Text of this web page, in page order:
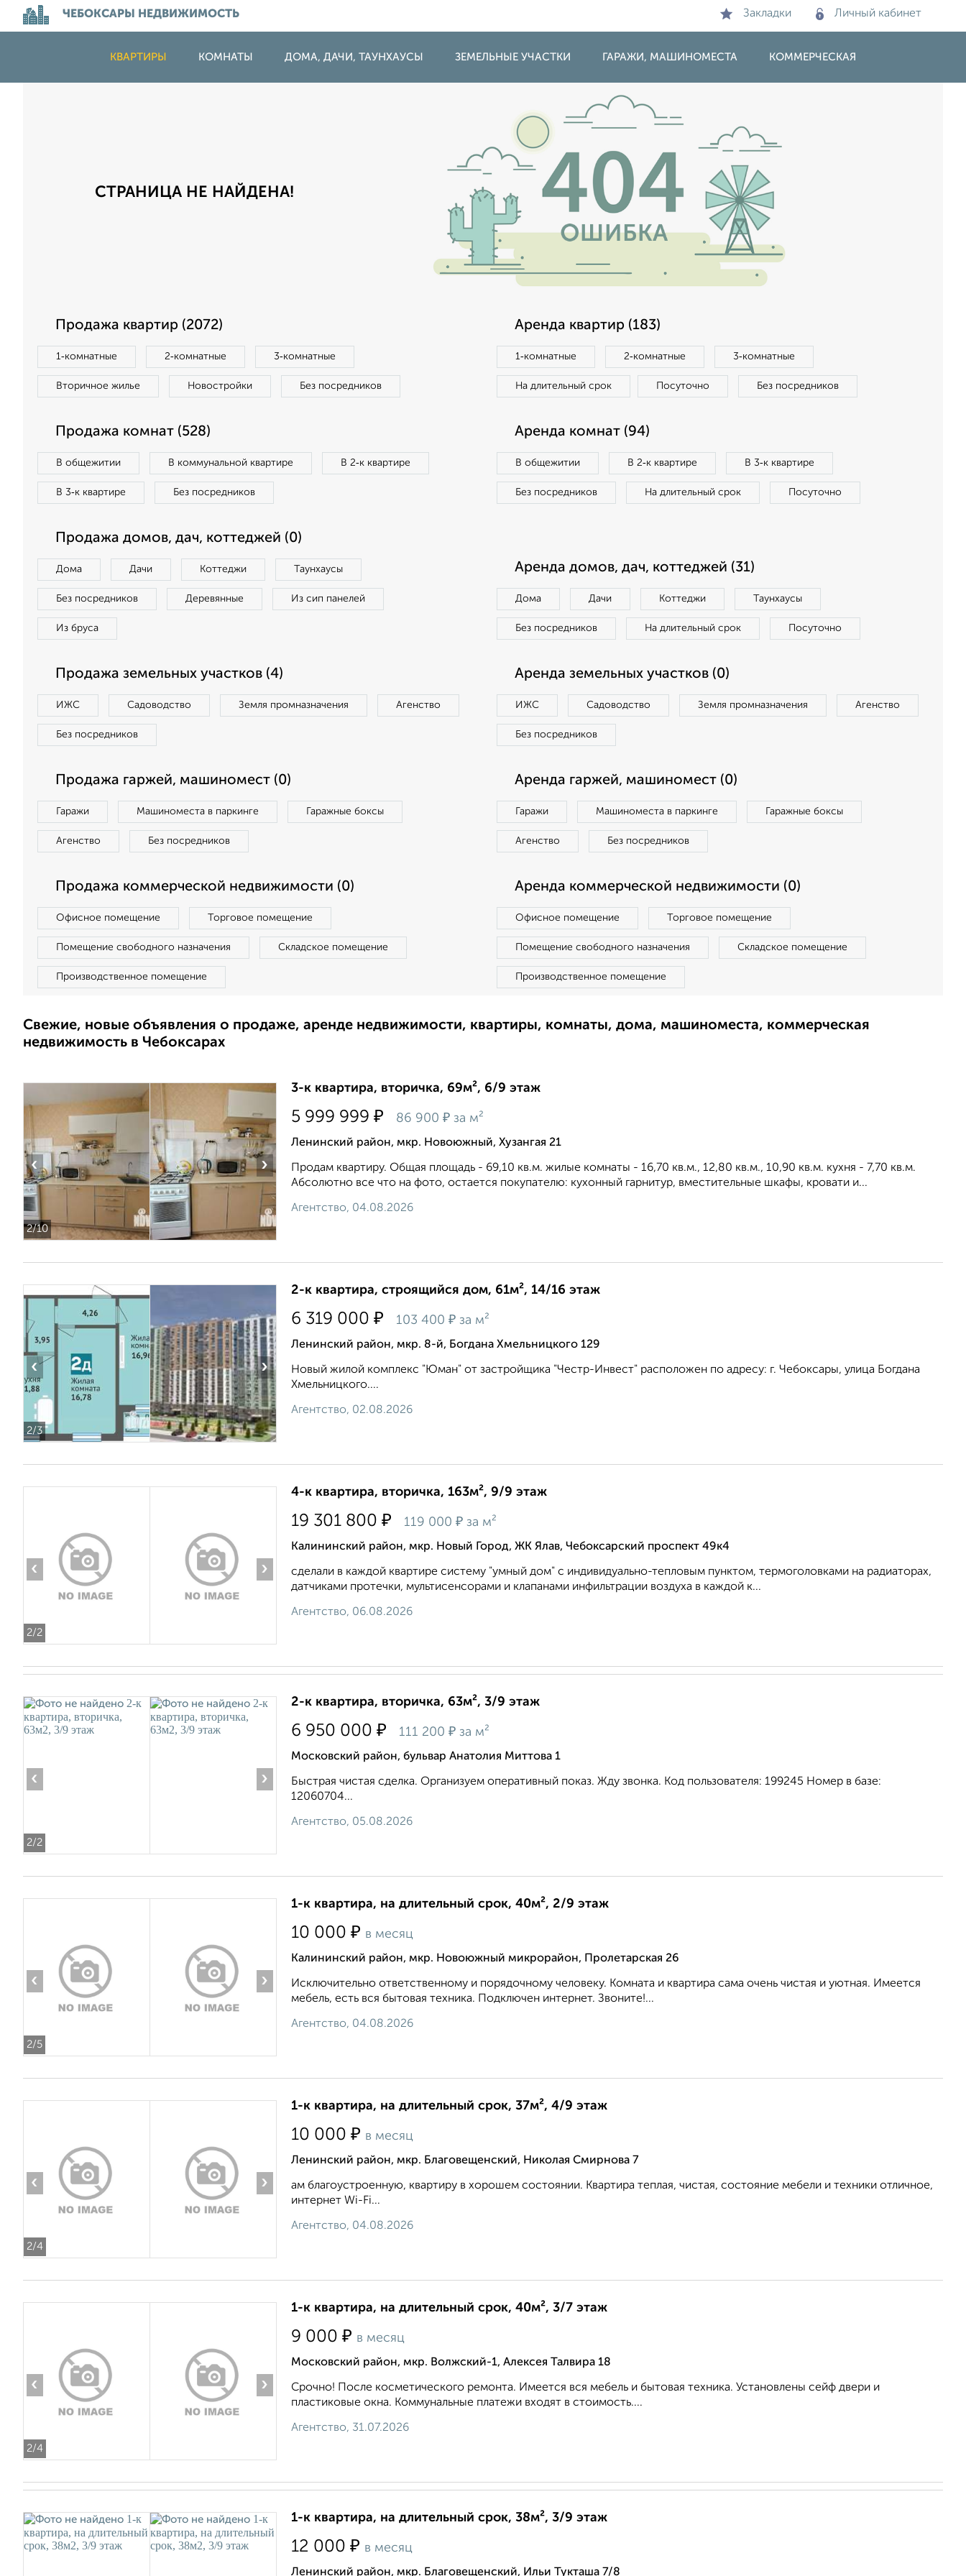
ЧЕБОКСАРЫ НЕДВИЖИМОСТЬ Закладки Личный кабинет
КВАРТИРЫ КОМНАТЫ ДОМА, ДАЧИ, ТАУНХАУСЫ ЗЕМЕЛЬНЫЕ УЧАСТКИ ГАРАЖИ, МАШИНОМЕСТА КОММЕРЧЕСКАЯ
СТРАНИЦА НЕ НАЙДЕНА!
Продажа квартир (2072)
1‑комнатные 2‑комнатные 3‑комнатные
Вторичное жилье Новостройки Без посредников
Аренда квартир (183)
1‑комнатные 2‑комнатные 3‑комнатные
На длительный срок Посуточно Без посредников
Продажа комнат (528)
В общежитии В коммунальной квартире В 2‑к квартире
В 3‑к квартире Без посредников
Аренда комнат (94)
В общежитии В 2‑к квартире В 3‑к квартире
Без посредников На длительный срок Посуточно
Продажа домов, дач, коттеджей (0)
Дома Дачи Коттеджи Таунхаусы
Без посредников Деревянные Из сип панелей
Из бруса
Аренда домов, дач, коттеджей (31)
Дома Дачи Коттеджи Таунхаусы
Без посредников На длительный срок Посуточно
Продажа земельных участков (4)
ИЖС Садоводство Земля промназначения Агенство
Без посредников
Аренда земельных участков (0)
ИЖС Садоводство Земля промназначения Агенство
Без посредников
Продажа гаржей, машиномест (0)
Гаражи Машиноместа в паркинге Гаражные боксы
Агенство Без посредников
Аренда гаржей, машиномест (0)
Гаражи Машиноместа в паркинге Гаражные боксы
Агенство Без посредников
Продажа коммерческой недвижимости (0)
Офисное помещение Торговое помещение
Помещение свободного назначения Складское помещение
Производственное помещение
Аренда коммерческой недвижимости (0)
Офисное помещение Торговое помещение
Помещение свободного назначения Складское помещение
Производственное помещение
Свежие, новые объявления о продаже, аренде недвижимости, квартиры, комнаты, дома, машиноместа, коммерческая
недвижимость в Чебоксарах
2/10
‹ ›
3-к квартира, вторичка, 69м², 6/9 этаж
5 999 999 ₽ 86 900 ₽ за м²
Ленинский район, мкр. Новоюжный, Хузангая 21
Продам квартиру. Общая площадь - 69,10 кв.м. жилые комнаты - 16,70 кв.м., 12,80 кв.м., 10,90 кв.м. кухня - 7,70 кв.м.
Абсолютно все что на фото, остается покупателю: кухонный гарнитур, вместительные шкафы, кровати и...
Агентство, 04.08.2026
2/3
‹ ›
2-к квартира, строящийся дом, 61м², 14/16 этаж
6 319 000 ₽ 103 400 ₽ за м²
Ленинский район, мкр. 8-й, Богдана Хмельницкого 129
Новый жилой комплекс "Юман" от застройщика "Честр-Инвест" расположен по адресу: г. Чебоксары, улица Богдана
Хмельницкого....
Агентство, 02.08.2026
2/2
‹ ›
4-к квартира, вторичка, 163м², 9/9 этаж
19 301 800 ₽ 119 000 ₽ за м²
Калининский район, мкр. Новый Город, ЖК Ялав, Чебоксарский проспект 49к4
сделали в каждой квартире систему "умный дом" с индивидуально-тепловым пунктом, термоголовками на радиаторах,
датчиками протечки, мультисенсорами и клапанами инфильтрации воздуха в каждой к...
Агентство, 06.08.2026
2/2
‹ ›
2-к квартира, вторичка, 63м², 3/9 этаж
6 950 000 ₽ 111 200 ₽ за м²
Московский район, бульвар Анатолия Миттова 1
Быстрая чистая сделка. Организуем оперативный показ. Жду звонка. Код пользователя: 199245 Номер в базе:
12060704...
Агентство, 05.08.2026
2/5
‹ ›
1-к квартира, на длительный срок, 40м², 2/9 этаж
10 000 ₽ в месяц
Калининский район, мкр. Новоюжный микрорайон, Пролетарская 26
Исключительно ответственному и порядочному человеку. Комната и квартира сама очень чистая и уютная. Имеется
мебель, есть вся бытовая техника. Подключен интернет. Звоните!...
Агентство, 04.08.2026
2/4
‹ ›
1-к квартира, на длительный срок, 37м², 4/9 этаж
10 000 ₽ в месяц
Ленинский район, мкр. Благовещенский, Николая Смирнова 7
ам благоустроенную, квартиру в хорошем состоянии. Квартира теплая, чистая, состояние мебели и техники отличное,
интернет Wi-Fi...
Агентство, 04.08.2026
2/4
‹ ›
1-к квартира, на длительный срок, 40м², 3/7 этаж
9 000 ₽ в месяц
Московский район, мкр. Волжский-1, Алексея Талвира 18
Срочно! После косметического ремонта. Имеется вся мебель и бытовая техника. Установлены сейф двери и
пластиковые окна. Коммунальные платежи входят в стоимость....
Агентство, 31.07.2026
1-к квартира, на длительный срок, 38м², 3/9 этаж
12 000 ₽ в месяц
Ленинский район, мкр. Благовещенский, Ильи Тукташа 7/8